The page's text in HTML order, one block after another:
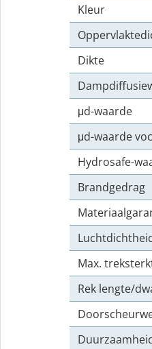
Kleur
Dikte
μd-waarde
μd-waarde
Hydrosafe-
Brandgedrag
Max.
Rek lengte/